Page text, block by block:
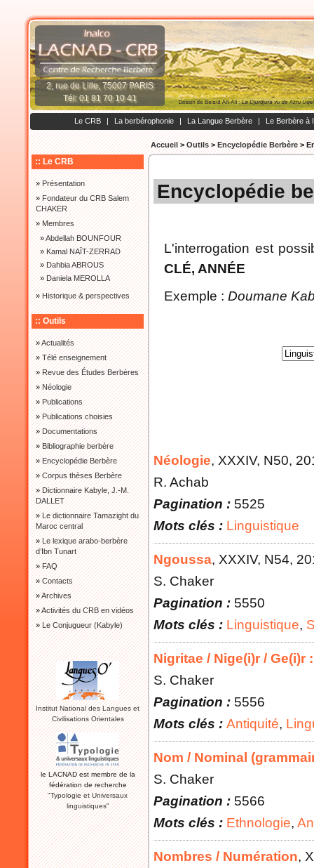
2, rue de Lille, 75007 PARIS
Tél: 01 81 70 10 41
Le CRB | La berbérophonie | La Langue Berbère | Le Berbère à
Accueil>Outils>Encyclopédie Berbère>
:: Le CRB
»Présentation
»Fondateur du CRB Salem
CHAKER
»Membres
»Abdellah BOUNFOUR
»Kamal NAÏT-ZERRAD
»Dahbia ABROUS
»Daniela MEROLLA
»Historique & perspectives
:: Outils
»Actualités
»Télé enseignement
»Revue des Études Berbères
»Néologie
»Publications
»Publications choisies
»Documentations
»Bibliographie berbère
»Encyclopédie Berbère
»Corpus thèses Berbère
»Dictionnaire Kabyle, J.-M.
DALLET
»Le dictionnaire Tamazight du
Maroc central
»Le lexique arabo-berbère
d’Ibn Tunart
»FAQ
»Contacts
»Archives
»Activités du CRB en vidéos
»Le Conjugueur (Kabyle)
Institut National des Langues et
Civilisations Orientales
le LACNAD est membre de la
fédération de recherche
"Typologie et Universaux
linguistiques"
Encyclopédie
L'interrogation est
CLÉ, ANNÉE
Exemple : Doumane
Néologie, XXXIV, N50,
R. Achab
Pagination : 5525
Mots clés : Linguistique
Ngoussa, XXXIV, N54,
S. Chaker
Pagination : 5550
Mots clés : Linguistique,
Nigritae / Nige(i)r /
S. Chaker
Pagination : 5556
Mots clés : Antiquité,
Nom / Nominal
S. Chaker
Pagination : 5566
Mots clés : Ethnologie,
Nombres / Numération,